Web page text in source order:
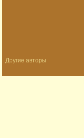
Другие авторы